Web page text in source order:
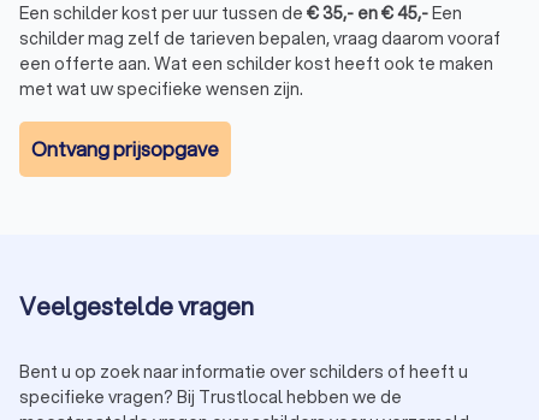
Een schilder kost per uur tussen de €35,- en€45,-Een
schilder mag zelf de tarieven bepalen, vraag daarom vooraf
een offerte aan. Wat een schilder kost heeft ook te maken
met wat uw specifieke wensen zijn.
Ontvang prijsopgave
Veelgestelde vragen
Bent u op zoek naar informatie over schilders of heeft u
specifieke vragen? Bij Trustlocal hebben we de